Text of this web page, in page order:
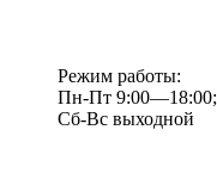
Режим работы:
Пн-Пт 9:00—18:00;
Сб-Вс выходной